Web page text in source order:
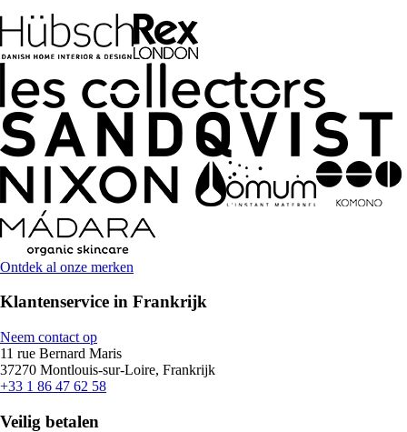
Ontdek al onze merken
Klantenservice in Frankrijk
Neem contact op
11 rue Bernard Maris
37270 Montlouis-sur-Loire, Frankrijk
+33 1 86 47 62 58
Veilig betalen